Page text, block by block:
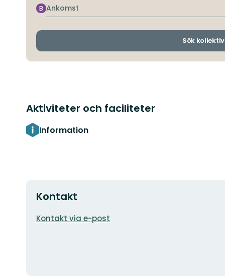
Ankomst
B
Sök
Aktiviteter och faciliteter
Information
Kontakt
E-
Kontakt via e-post